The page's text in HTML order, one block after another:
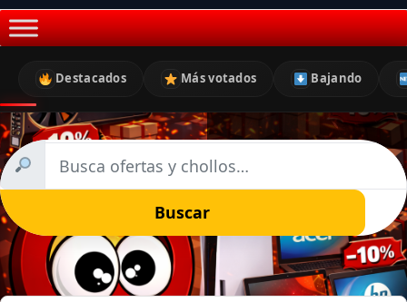
Destacados Más votados Bajando
Buscar